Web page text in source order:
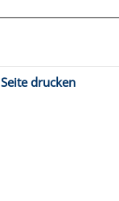
Seite drucken